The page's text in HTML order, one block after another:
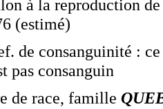
à la reproduction
(estimé)
de consanguinité :
pas consanguin
de race, famille